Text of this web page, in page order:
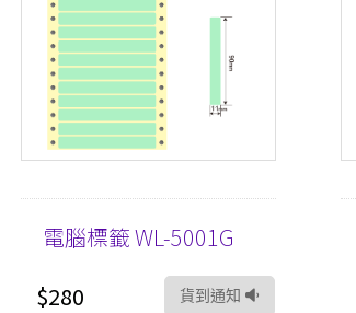
電腦標籤 WL-5001G
$280
貨到通知